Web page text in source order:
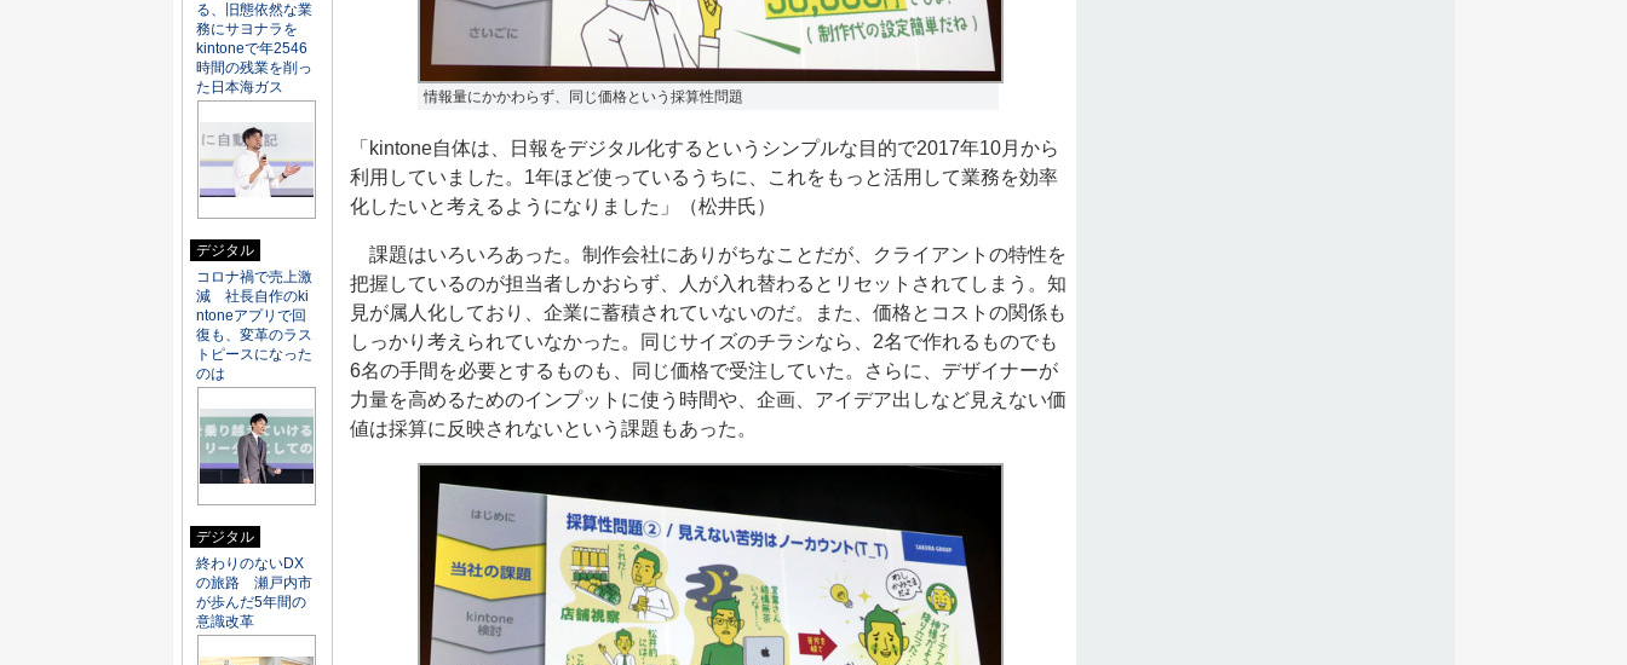
情報量にかかわらず、同じ価格という採算性問題
「kintone自体は、日報をデジタル化するというシンプルな目的で2017年10月から
利用していました。1年ほど使っているうちに、これをもっと活用して業務を効率
化したいと考えるようになりました」（松井氏）
課題はいろいろあった。制作会社にありがちなことだが、クライアントの特性を
把握しているのが担当者しかおらず、人が入れ替わるとリセットされてしまう。知
見が属人化しており、企業に蓄積されていないのだ。また、価格とコストの関係も
しっかり考えられていなかった。同じサイズのチラシなら、2名で作れるものでも
6名の手間を必要とするものも、同じ価格で受注していた。さらに、デザイナーが
力量を高めるためのインプットに使う時間や、企画、アイデア出しなど見えない価
値は採算に反映されないという課題もあった。
る、旧態依然な業
務にサヨナラを
kintoneで年2546
時間の残業を削っ
た日本海ガス
デジタル
コロナ禍で売上激
減 社長自作のki
ntoneアプリで回
復も、変革のラス
トピースになった
のは
デジタル
終わりのないDX
の旅路 瀬戸内市
が歩んだ5年間の
意識改革